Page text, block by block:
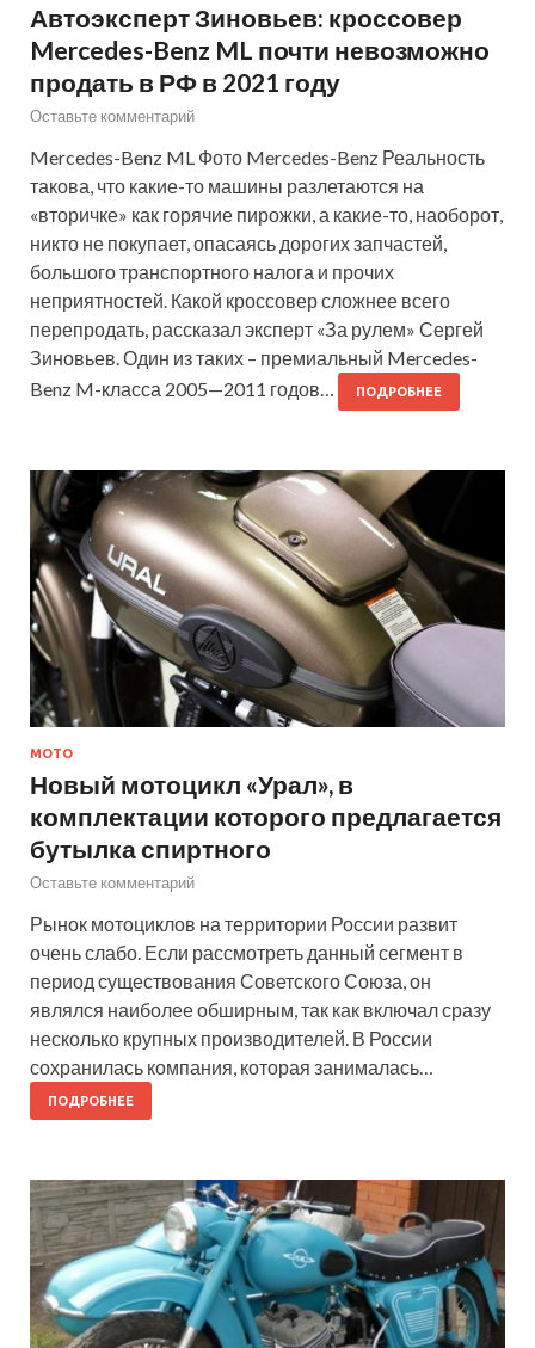
Автоэксперт Зиновьев: кроссовер
Mercedes-Benz ML почти невозможно
продать в РФ в 2021 году
Оставьте комментарий
Mercedes-Benz ML Фото Mercedes-Benz Реальность
такова, что какие-то машины разлетаются на
«вторичке» как горячие пирожки, а какие-то, наоборот,
никто не покупает, опасаясь дорогих запчастей,
большого транспортного налога и прочих
неприятностей. Какой кроссовер сложнее всего
перепродать, рассказал эксперт «За рулем» Сергей
Зиновьев. Один из таких – премиальный Mercedes-
Benz M-класса 2005—2011 годов…
ПОДРОБНЕЕ
МОТО
Новый мотоцикл «Урал», в
комплектации которого предлагается
бутылка спиртного
Оставьте комментарий
Рынок мотоциклов на территории России развит
очень слабо. Если рассмотреть данный сегмент в
период существования Советского Союза, он
являлся наиболее обширным, так как включал сразу
несколько крупных производителей. В России
сохранилась компания, которая занималась…
ПОДРОБНЕЕ